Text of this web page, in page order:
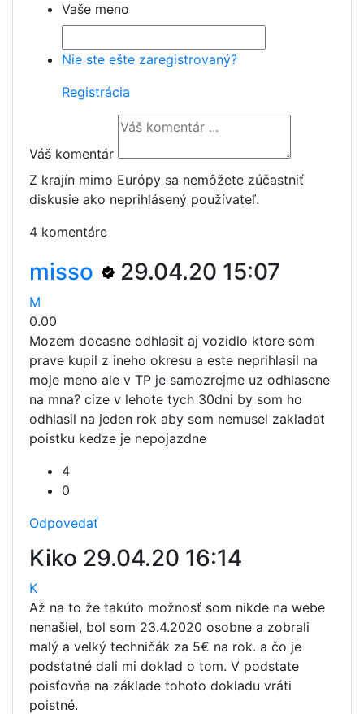
Vaše meno
Nie ste ešte zaregistrovaný?
Registrácia
Váš komentár
Z krajín mimo Európy sa nemôžete zúčastniť
diskusie ako neprihlásený používateľ.
4 komentáre
misso 29.04.20 15:07
M
0.00
Mozem docasne odhlasit aj vozidlo ktore som
prave kupil z ineho okresu a este neprihlasil na
moje meno ale v TP je samozrejme uz odhlasene
na mna? cize v lehote tych 30dni by som ho
odhlasil na jeden rok aby som nemusel zakladat
poistku kedze je nepojazdne
4
0
Odpovedať
Kiko 29.04.20 16:14
K
Až na to že takúto možnosť som nikde na webe
nenašiel, bol som 23.4.2020 osobne a zobrali
malý a velký techničák za 5€ na rok. a čo je
podstatné dali mi doklad o tom. V podstate
poisťovňa na základe tohoto dokladu vráti
poistné.